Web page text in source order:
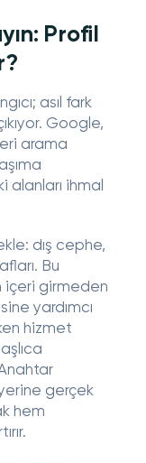
Profil
asıl fark
Google,
arama
alanları ihmal
dış cephe,
Bu
içeri girmeden
yardımcı
hizmet
gerçek
hem